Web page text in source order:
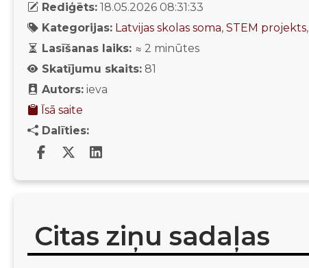
Rediģēts: 18.05.2026 08:31:33
Kategorijas: Latvijas skolas soma, STEM projekts,
Lasīšanas laiks: ≈ 2 minūtes
Skatījumu skaits: 81
Autors: ieva
Īsā saite
Dalīties:
Citas ziņu sadaļas